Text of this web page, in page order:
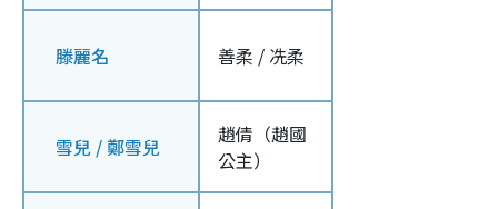
滕麗名 善柔 / 冼柔
雪兒 / 鄭雪兒
趙倩（趙國
公主）